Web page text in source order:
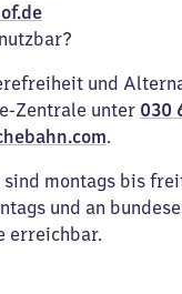
und
Zentrale unter 030
.
montags bis
und an
erreichbar.